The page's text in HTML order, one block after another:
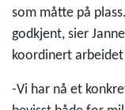
som måtte på
godkjent, sier
koordinert
-Vi har nå et